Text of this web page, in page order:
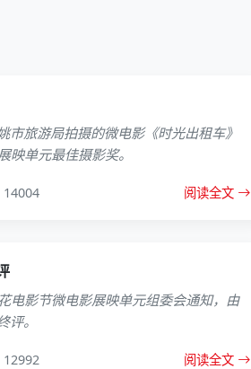
旅游局拍摄的微电影《时光出租车》
映单元最佳摄影奖。
14004 阅读全文
电影节微电影展映单元组委会通知，由
。
12992 阅读全文